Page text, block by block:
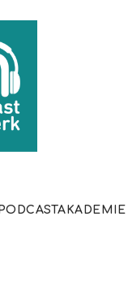
PODCASTAKADEMIE